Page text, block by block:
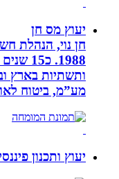
יעוץ מס חן
חן נוי, הנהלת
1988. כ15
ותשתיות בארץ
מע”מ, ביטוח לאומי
יעוץ ותכנון פיננסי